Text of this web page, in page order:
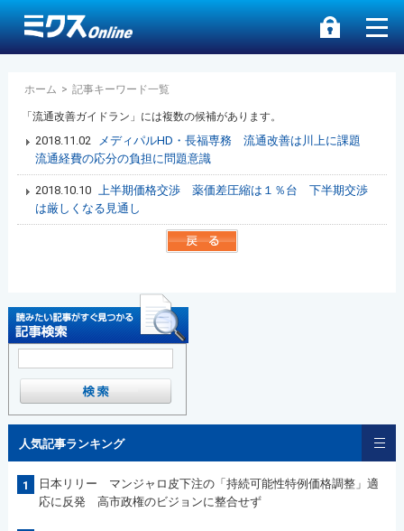
ホーム > 記事キーワード一覧
「流通改善ガイドラン」には複数の候補があります。
2018.11.02
メディパルHD・長福専務 流通改善は川上に課題
流通経費の応分の負担に問題意識
2018.10.10 上半期価格交渉 薬価差圧縮は１％台 下半期交渉
は厳しくなる見通し
人気記事ランキング
1
日本リリー マンジャロ皮下注の「持続可能性特例価格調整」適
応に反発 高市政権のビジョンに整合せず